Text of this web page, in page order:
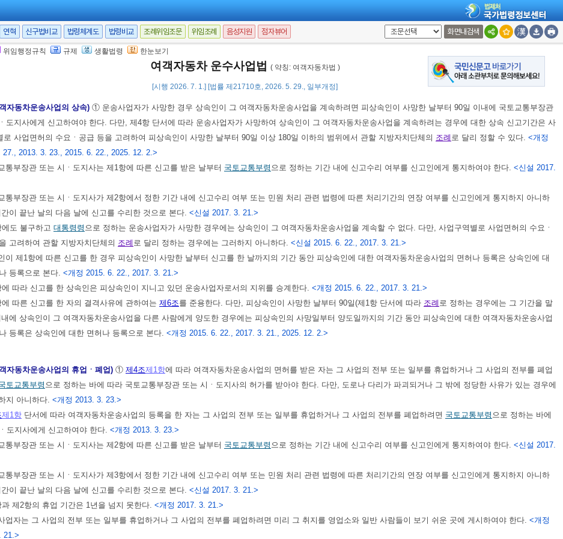
연혁 신구법비교 법령체계도 법령비교 조례위임조문 위임조례 음성지원 점자뷰어 화면내검색
위임행정규칙 규제 생활법령 한눈보기
여객자동차 운수사업법 ( 약칭: 여객자동차법 )
[시행 2026. 7. 1.] [법률 제21710호, 2026. 5. 29., 일부개정]
<개정 2009. 5. 27., 2017. 3. 21.>
제2항 및 제4항에 따른 신고를 하거나 인가를 받는 자의 결격사유에 관하여는제6조
<개정 2009. 5. 27., 2017. 3. 21.>
통부장관 또는 시ㆍ도지사는 제2항에 따른 양도ㆍ양수의 인가 여부를 검토하기 위하여 경찰청장에게 여객자동차운송사업을 양도하려는 자에 대한 운전경력 및
자료의 조회를 요청할 수 있다. 이 경우 운전경력 및 범죄경력자료의 조회는
에 따른 자격의 취소나 정지에 필요한 정보에 한정한다.<신설 2026. 2.
자동차운송사업의 상속) ① 운송사업자가 사망한 경우 상속인이 그 여객자동차운송사업을 계속하려면 피상속인이 사망한 날부터 90일 이내에 국토교통부장관
도지사에게 신고하여야 한다. 다만, 제4항 단서에 따라 운송사업자가 사망하여 상속인이 그 여객자동차운송사업을 계속하려는 경우에 대한 상속 신고기간은 사
로 사업면허의 수요ㆍ공급 등을 고려하여 피상속인이 사망한 날부터 90일 이상 180일 이하의 범위에서 관할 지방자치단체의 조례 로 달리 정할 수 있다. <개정
27., 2013. 3. 23., 2015. 6. 22., 2025. 12. 2.>
통부장관 또는 시ㆍ도지사는 제1항에 따른 신고를 받은 날부터 국토교통부령 으로 정하는 기간 내에 신고수리 여부를 신고인에게 통지하여야 한다. <신설 2017.
통부장관 또는 시ㆍ도지사가 제2항에서 정한 기간 내에 신고수리 여부 또는 민원 처리 관련 법령에 따른 처리기간의 연장 여부를 신고인에게 통지하지 아니하
이 끝난 날의 다음 날에 신고를 수리한 것으로 본다. <신설 2017. 3. 21.>
도 불구하고 대통령령 으로 정하는 운송사업자가 사망한 경우에는 상속인이 그 여객자동차운송사업을 계속할 수 없다. 다만, 사업구역별로 사업면허의 수요ㆍ
고려하여 관할 지방자치단체의 조례 로 달리 정하는 경우에는 그러하지 아니하다. <신설 2015. 6. 22., 2017. 3. 21.>
이 제1항에 따른 신고를 한 경우 피상속인이 사망한 날부터 신고를 한 날까지의 기간 동안 피상속인에 대한 여객자동차운송사업의 면허나 등록은 상속인에 대
등록으로 본다. <개정 2015. 6. 22., 2017. 3. 21.>
따라 신고를 한 상속인은 피상속인이 지니고 있던 운송사업자로서의 지위를 승계한다. <개정 2015. 6. 22., 2017. 3. 21.>
따른 신고를 한 자의 결격사유에 관하여는 제6조를 준용한다. 다만, 피상속인이 사망한 날부터 90일(제1항 단서에 따라 조례 로 정하는 경우에는 그 기간을 말
에 상속인이 그 여객자동차운송사업을 다른 사람에게 양도한 경우에는 피상속인의 사망일부터 양도일까지의 기간 동안 피상속인에 대한 여객자동차운송사업
등록은 상속인에 대한 면허나 등록으로 본다. <개정 2015. 6. 22., 2017. 3. 21., 2025. 12. 2.>
자동차운송사업의 휴업ㆍ폐업) ① 제4조제1항에 따라 여객자동차운송사업의 면허를 받은 자는 그 사업의 전부 또는 일부를 휴업하거나 그 사업의 전부를 폐업
토교통부령 으로 정하는 바에 따라 국토교통부장관 또는 시ㆍ도지사의 허가를 받아야 한다. 다만, 도로나 다리가 파괴되거나 그 밖에 정당한 사유가 있는 경우에
지 아니하다. <개정 2013. 3. 23.>
제1항 단서에 따라 여객자동차운송사업의 등록을 한 자는 그 사업의 전부 또는 일부를 휴업하거나 그 사업의 전부를 폐업하려면 국토교통부령 으로 정하는 바에
도지사에게 신고하여야 한다. <개정 2013. 3. 23.>
통부장관 또는 시ㆍ도지사는 제2항에 따른 신고를 받은 날부터 국토교통부령 으로 정하는 기간 내에 신고수리 여부를 신고인에게 통지하여야 한다. <신설 2017.
통부장관 또는 시ㆍ도지사가 제3항에서 정한 기간 내에 신고수리 여부 또는 민원 처리 관련 법령에 따른 처리기간의 연장 여부를 신고인에게 통지하지 아니하
이 끝난 날의 다음 날에 신고를 수리한 것으로 본다. <신설 2017. 3. 21.>
제2항의 휴업 기간은 1년을 넘지 못한다. <개정 2017. 3. 21.>
업자는 그 사업의 전부 또는 일부를 휴업하거나 그 사업의 전부를 폐업하려면 미리 그 취지를 영업소와 일반 사람들이 보기 쉬운 곳에 게시하여야 한다. <개정
21.>